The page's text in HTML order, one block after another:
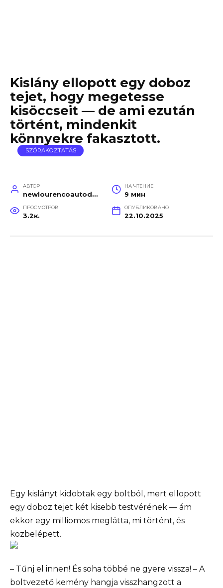
Kislány ellopott egy doboz
tejet, hogy megetesse
kisöccseit — de ami ezután
történt, mindenkit
könnyekre fakasztott.
SZÓRAKOZTATÁS
АВТОР
newlourencoautodetail
НА ЧТЕНИЕ
9 мин
ПРОСМОТРОВ
3.2к.
ОПУБЛИКОВАНО
22.10.2025
Egy kislányt kidobtak egy boltból, mert ellopott
egy doboz tejet két kisebb testvérének — ám
ekkor egy milliomos meglátta, mi történt, és
közbelépett.
– Tűnj el innen! És soha többé ne gyere vissza! – A
boltvezető kemény hangja visszhangzott a